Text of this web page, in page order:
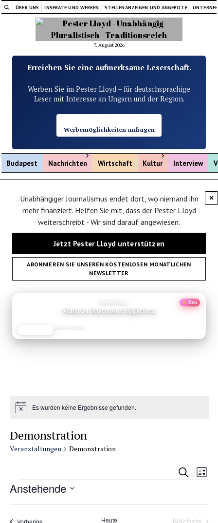
ÜBER UNS INSERATE UND WERBEN STELLENANZEIGEN UND ANGEBOTE
7. August 2026
Erreichen Sie eine aufmerksame Leserschaft.
Werben Sie im Pester Lloyd – für deutschsprachige
Leser mit Interesse an Ungarn und der Region.
Werbemöglichkeiten anfragen
Budapest Nachrichten
Menü öffnen
Wirtschaft Kultur
Menü öffnen
Interview
×
Unabhängiger Journalismus endet dort, wo niemand ihn
mehr finanziert. Helfen Sie mit, dass der Pester Lloyd
weiterschreibt - Wir sind darauf angewiesen.
Jetzt Pester Lloyd unterstützen
ABONNIEREN SIE UNSEREN KOSTENLOSEN MONATLICHEN
NEWSLETTER
Neu
Valencia Sehenswuerdigkeiten
Reise-Guide
HinweisEs wurden keine Ergebnisse gefunden.
Demonstration
Veranstaltungen Demonstration
Suche
SucheListe
Veranstaltungen
Anstehende
Datum
Veranstaltungen Heute